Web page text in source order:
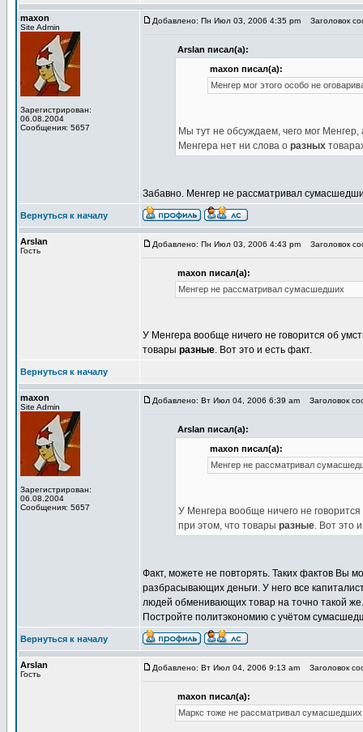
maxon
Site Admin
Зарегистрирован:
06.08.2004
Сообщения: 5657
Добавлено: Пн Июл 03, 2006 4:35 pm Заголовок
Arslan писал(а):
maxon писал(а):
Менгер мог этого особо не
Мы тут не обсуждаем, чего мог
Менгера нет ни слова о разных
Забавно. Менгер не рассматривал
Вернуться к началу
Arslan
Гость
Добавлено: Пн Июл 03, 2006 4:43 pm Заголовок
maxon писал(а):
Менгер не рассматривал сумасшедших
У Менгера вообще ничего не говорится об
товары разные. Вот это и есть факт.
Вернуться к началу
maxon
Site Admin
Зарегистрирован:
06.08.2004
Сообщения: 5657
Добавлено: Вт Июл 04, 2006 6:39 am Заголовок
Arslan писал(а):
maxon писал(а):
Менгер не рассматривал
У Менгера вообще ничего не
при этом, что товары разные. Вот это
Факт, можете не повторять. Таких фактов Вы
разбрасывающих деньги. У него все
людей обменивающих товар на точно такой
Постройте политэкономию с учётом
Вернуться к началу
Arslan
Гость
Добавлено: Вт Июл 04, 2006 9:13 am Заголовок
maxon писал(а):
Маркс тоже не рассматривал